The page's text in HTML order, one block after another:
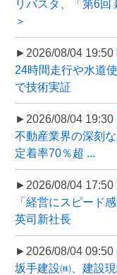
リバスタ、「第6回
＞
►2026/08/04 19:50
24時間走行や水道
で技術実証
►2026/08/04 19:30
不動産業界の深刻
定着率70％超 ...
►2026/08/04 17:50
「経営にスピード
英司新社長
►2026/08/04 09:50
坂手建設㈱、建設